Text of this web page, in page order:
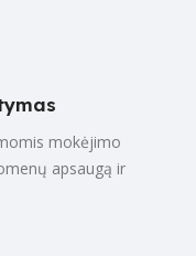
mokėjimo
apsaugą ir